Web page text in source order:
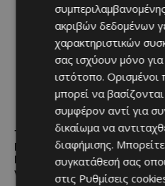
Το 10ο Φεστιβάλ Αγροτικού
Πολιτισμού επιστρέφει στον
Πρωταρά με μουσική,
γεύσεις και πλούσιο
ακριβών δεδομένων
χαρακτηριστικών
σας ισχύουν μόνο
ιστότοπο. Ορισμένοι
μπορεί να
συμφέρον αντί για
δικαίωμα να
διαφήμισης.
συγκατάθεσή σας
στις Ρυθμίσεις